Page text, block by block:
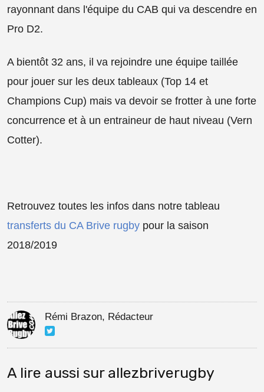
rayonnant dans l'équipe du CAB qui va descendre en
Pro D2.
A bientôt 32 ans, il va rejoindre une équipe taillée
pour jouer sur les deux tableaux (Top 14 et
Champions Cup) mais va devoir se frotter à une forte
concurrence et à un entraineur de haut niveau (Vern
Cotter).
Retrouvez toutes les infos dans notre tableau
transferts du CA Brive rugby pour la saison
2018/2019
Rémi Brazon, Rédacteur
A lire aussi sur allezbriverugby